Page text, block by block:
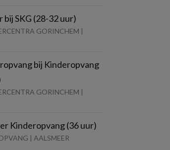
SKG (28-32 uur)
GORINCHEM |
bij Kinderopvang
GORINCHEM |
Kinderopvang (36 uur)
| AALSMEER